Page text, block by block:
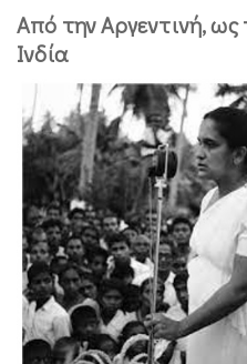
Από την Αργεντινή, ως
Ινδία